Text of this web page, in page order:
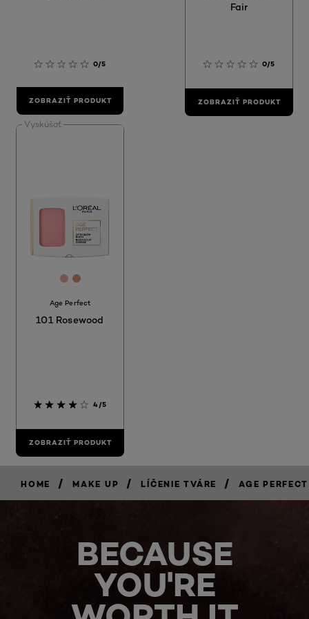
0/5
ZOBRAZIŤ PRODUKT
Fair
0/5
ZOBRAZIŤ PRODUKT
Vyskúšať
[Color]: #EEAAAA
[Color]: #DA9473
Age Perfect
101 Rosewood
4/5
ZOBRAZIŤ PRODUKT
HOME / MAKE UP / LÍČENIE TVÁRE / AGE PERFECT
BECAUSE
YOU'RE